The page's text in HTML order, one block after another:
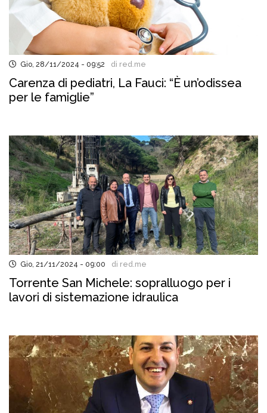
Gio, 28/11/2024 - 09:52 di red.me
Carenza di pediatri, La Fauci: “È un’odissea
per le famiglie”
Gio, 21/11/2024 - 09:00 di red.me
Torrente San Michele: sopralluogo per i
lavori di sistemazione idraulica